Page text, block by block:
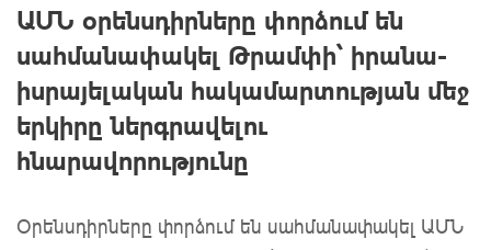
ԱՄՆ օրենսդիրները փորձում են
սահմանափակել Թրամփի՝ իրանա-
իսրայելական հակամարտության մեջ
երկիրը ներգրավելու
հնարավորությունը
Օրենսդիրները փորձում են սահմանափակել ԱՄՆ